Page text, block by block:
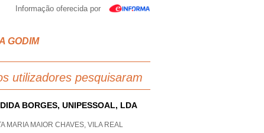
Informação oferecida por
GODIM
utilizadores pesquisaram
BORGES, UNIPESSOAL, LDA
MARIA MAIOR CHAVES, VILA REAL